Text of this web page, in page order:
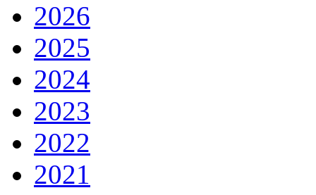
2026
2025
2024
2023
2022
2021